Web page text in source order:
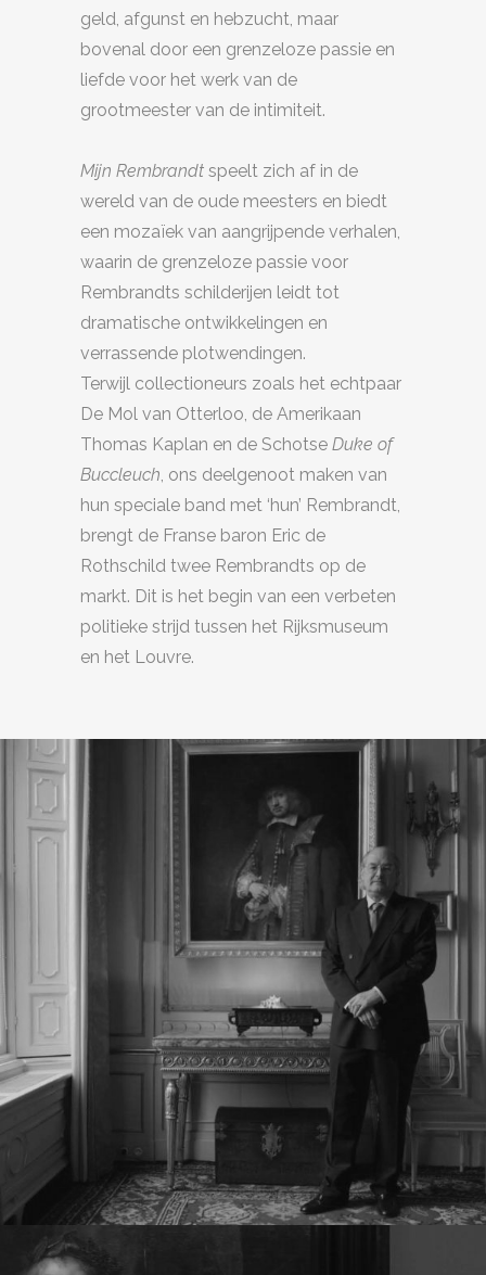
geld, afgunst en hebzucht, maar
bovenal door een grenzeloze passie en
liefde voor het werk van de
grootmeester van de intimiteit.
Mijn Rembrandt speelt zich af in de
wereld van de oude meesters en biedt
een mozaïek van aangrijpende verhalen,
waarin de grenzeloze passie voor
Rembrandts schilderijen leidt tot
dramatische ontwikkelingen en
verrassende plotwendingen.
Terwijl collectioneurs zoals het echtpaar
De Mol van Otterloo, de Amerikaan
Thomas Kaplan en de Schotse Duke of
Buccleuch , ons deelgenoot maken van
hun speciale band met ‘hun’ Rembrandt,
brengt de Franse baron Eric de
Rothschild twee Rembrandts op de
markt. Dit is het begin van een verbeten
politieke strijd tussen het Rijksmuseum
en het Louvre.